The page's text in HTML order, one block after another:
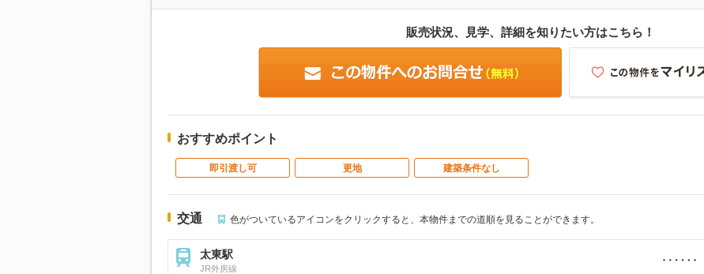
販売状況、見学、詳細を知りたい方はこちら！
おすすめポイント
即引渡し可 更地 建築条件なし
交通 色がついているアイコンをクリックすると、本物件までの道順を見ることができます。
太東駅
JR外房線